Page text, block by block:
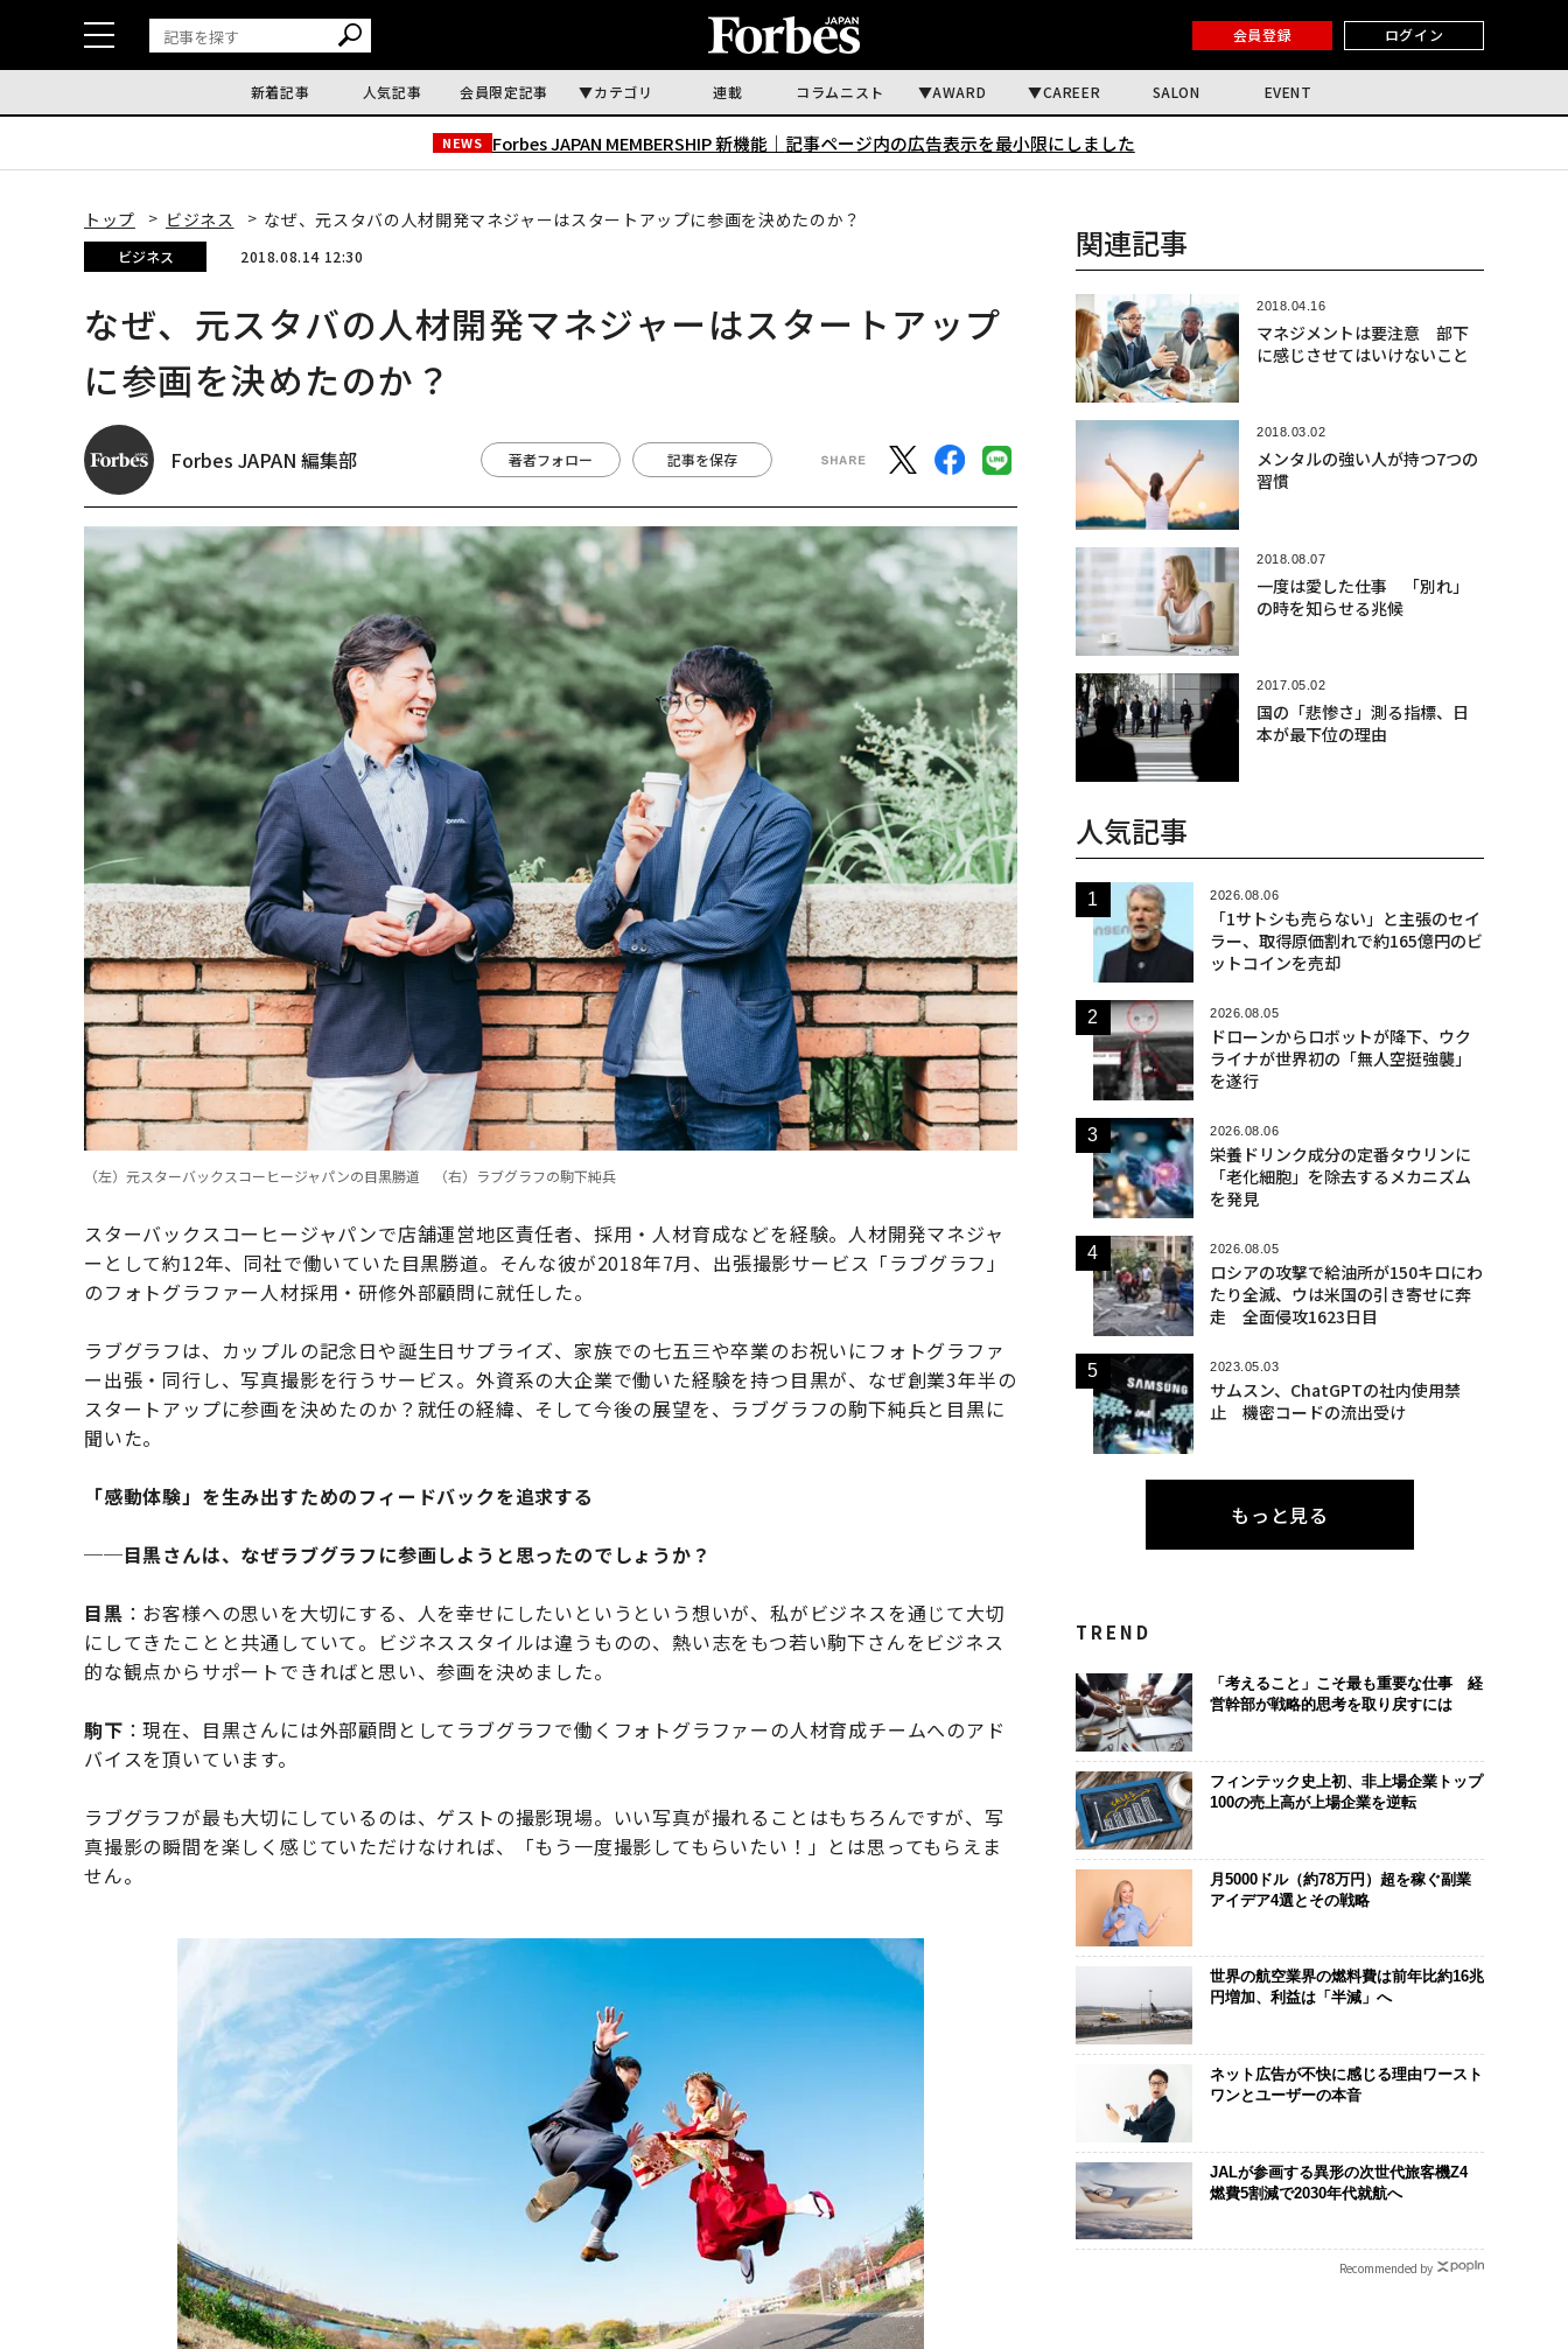
会員登録 ログイン
新着記事 人気記事 会員限定記事 カテゴリ 連載 コラムニスト AWARD CAREER SALON EVENT
NEWS Forbes JAPAN MEMBERSHIP 新機能｜ 記事ページ内の広告表示を最小限にしました
トップ ビジネス なぜ、元スタバの人材開発マネジャーはスタートアップに参画を決めたのか？
ビジネス 2018.08.14 12:30
なぜ、元スタバの人材開発マネジャーはスタートアップ
に参画を決めたのか？
Forbes JAPAN 編集部 著者フォロー 記事を保存
（左）元スターバックスコーヒージャパンの目黒勝道 （右）ラブグラフの駒下純兵
スターバックスコーヒージャパンで店舗運営地区責任者、採用・人材育成などを経験。人材開発マネジャ
ーとして約12年、同社で働いていた目黒勝道。そんな彼が2018年7月、出張撮影サービス「ラブグラフ」
のフォトグラファー人材採用・研修外部顧問に就任した。
ラブグラフは、カップルの記念日や誕生日サプライズ、家族での七五三や卒業のお祝いにフォトグラファ
ー出張・同行し、写真撮影を行うサービス。外資系の大企業で働いた経験を持つ目黒が、なぜ創業3年半の
スタートアップに参画を決めたのか？就任の経緯、そして今後の展望を、ラブグラフの駒下純兵と目黒に
聞いた。
「感動体験」を生み出すためのフィードバックを追求する
──目黒さんは、なぜラブグラフに参画しようと思ったのでしょうか？
目黒 ：お客様への思いを大切にする、人を幸せにしたいというという想いが、私がビジネスを通じて大切
にしてきたことと共通していて。ビジネススタイルは違うものの、熱い志をもつ若い駒下さんをビジネス
的な観点からサポートできればと思い、参画を決めました。
駒下 ：現在、目黒さんには外部顧問としてラブグラフで働くフォトグラファーの人材育成チームへのアド
バイスを頂いています。
ラブグラフが最も大切にしているのは、ゲストの撮影現場。いい写真が撮れることはもちろんですが、写
真撮影の瞬間を楽しく感じていただけなければ、「もう一度撮影してもらいたい！」とは思ってもらえま
せん。
関連記事
2018.04.16
マネジメントは要注意 部下
に感じさせてはいけないこと
2018.03.02
メンタルの強い人が持つ7つの
習慣
2018.08.07
一度は愛した仕事 「別れ」
の時を知らせる兆候
2017.05.02
国の「悲惨さ」測る指標、日
本が最下位の理由
人気記事
2026.08.06
「1サトシも売らない」と主張のセイ
ラー、取得原価割れで約165億円のビ
ットコインを売却
2026.08.05
ドローンからロボットが降下、ウク
ライナが世界初の「無人空挺強襲」
を遂行
2026.08.06
栄養ドリンク成分の定番タウリンに
「老化細胞」を除去するメカニズム
を発見
2026.08.05
ロシアの攻撃で給油所が150キロにわ
たり全滅、ウは米国の引き寄せに奔
走 全面侵攻1623日目
2023.05.03
サムスン、ChatGPTの社内使用禁
止 機密コードの流出受け
もっと見る
TREND
「考えること」こそ最も重要な仕事 経
営幹部が戦略的思考を取り戻すには
フィンテック史上初、非上場企業トップ
100の売上高が上場企業を逆転
月5000ドル（約78万円）超を稼ぐ副業
アイデア4選とその戦略
世界の航空業界の燃料費は前年比約16兆
円増加、利益は「半減」へ
ネット広告が不快に感じる理由ワースト
ワンとユーザーの本音
JALが参画する異形の次世代旅客機Z4
燃費5割減で2030年代就航へ
Recommended by